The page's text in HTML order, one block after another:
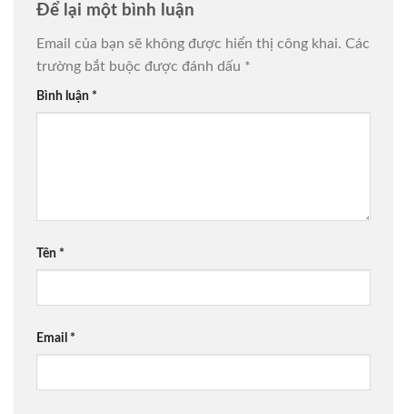
Để lại một bình luận
Email của bạn sẽ không được hiển thị công khai. Các
trường bắt buộc được đánh dấu *
Bình luận *
Tên *
Email *